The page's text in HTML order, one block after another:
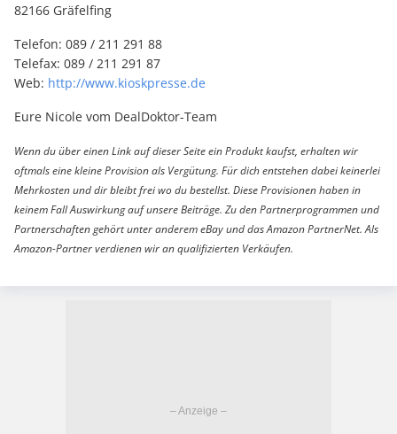
82166 Gräfelfing
Telefon: 089 / 211 291 88
Telefax: 089 / 211 291 87
Web: http://www.kioskpresse.de
Eure Nicole vom DealDoktor-Team
Wenn du über einen Link auf dieser Seite ein Produkt kaufst, erhalten wir
oftmals eine kleine Provision als Vergütung. Für dich entstehen dabei keinerlei
Mehrkosten und dir bleibt frei wo du bestellst. Diese Provisionen haben in
keinem Fall Auswirkung auf unsere Beiträge. Zu den Partnerprogrammen und
Partnerschaften gehört unter anderem eBay und das Amazon PartnerNet. Als
Amazon-Partner verdienen wir an qualifizierten Verkäufen.